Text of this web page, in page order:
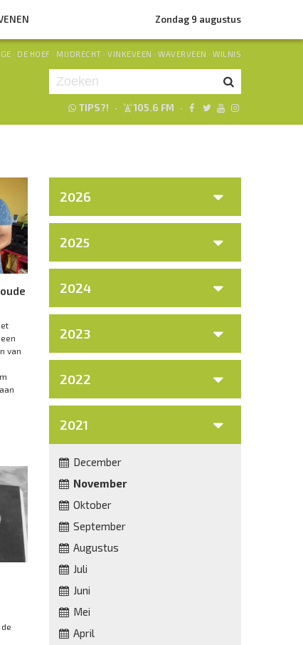
Zondag 9 augustus
· DE HOEF · MIJDRECHT · VINKEVEEN · WAVERVEEN · WILNIS
TIPS?! · 105.6 FM ·
van
2026
2025
2024
2023
2022
2021
December
November
Oktober
September
Augustus
Juli
Juni
Mei
April